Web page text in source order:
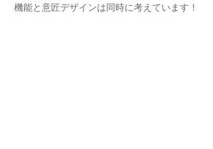
機能と意匠デザインは同時に考えています！